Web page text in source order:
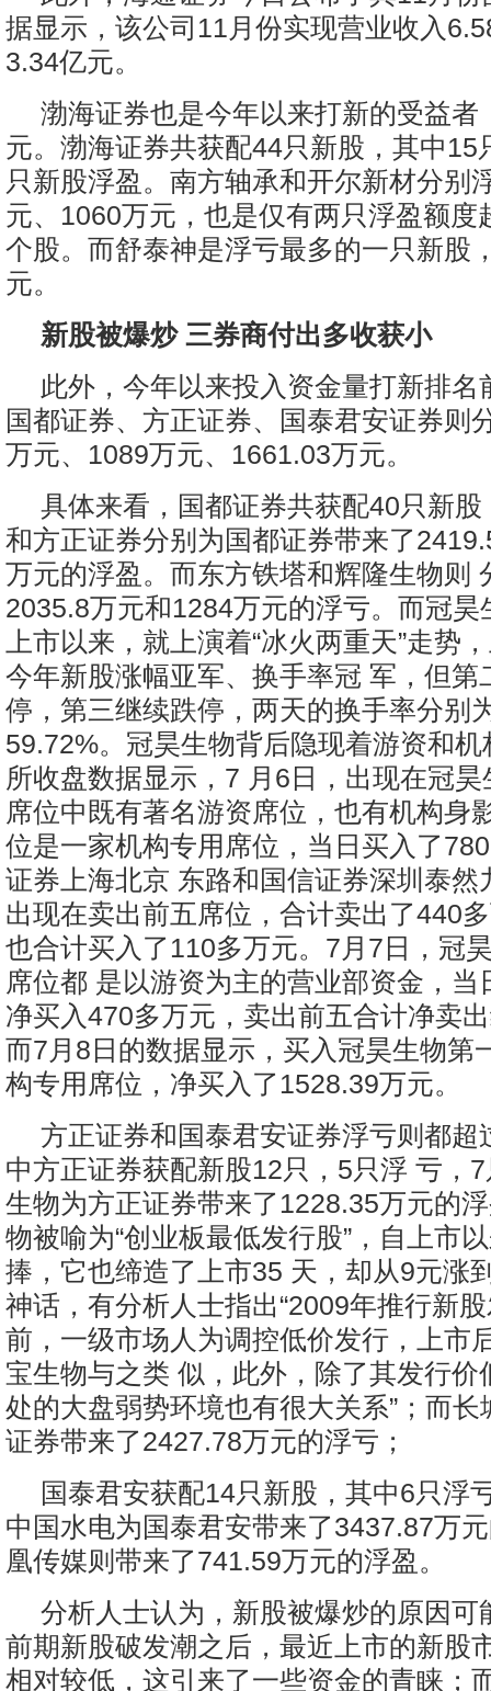
据显示，该公司11月份实现营业收入
3.34亿元。
渤海证券也是今年以来打新的受益者
元。渤海证券共获配44只新股，其中15
只新股浮盈。南方轴承和开尔新材分别
元、1060万元，也是仅有两只浮盈额度
个股。而舒泰神是浮亏最多的一只新股
元。
新股被爆炒 三券商付出多收获小
此外，今年以来投入资金量打新排名
国都证券、方正证券、国泰君安证券则
万元、1089万元、1661.03万元。
具体来看，国都证券共获配40只新
和方正证券分别为国都证券带来了
万元的浮盈。而东方铁塔和辉隆生物则
2035.8万元和1284万元的浮亏。而冠昊
上市以来，就上演着“冰火两重天”走势
今年新股涨幅亚军、换手率冠 军，但第
停，第三继续跌停，两天的换手率分别
59.72%。冠昊生物背后隐现着游资和
所收盘数据显示，7 月6日，出现在冠
席位中既有著名游资席位，也有机构身
位是一家机构专用席位，当日买入了
证券上海北京 东路和国信证券深圳泰然
出现在卖出前五席位，合计卖出了440
也合计买入了110多万元。7月7日，冠
席位都 是以游资为主的营业部资金，当
净买入470多万元，卖出前五合计净卖
而7月8日的数据显示，买入冠昊生物第
构专用席位，净买入了1528.39万元。
方正证券和国泰君安证券浮亏则都超
中方正证券获配新股12只，5只浮 亏，
生物为方正证券带来了1228.35万元的
物被喻为“创业板最低发行股”，自上市
捧，它也缔造了上市35 天，却从9元涨
神话，有分析人士指出“2009年推行新
前，一级市场人为调控低价发行，上市
宝生物与之类 似，此外，除了其发行价
处的大盘弱势环境也有很大关系”；而
证券带来了2427.78万元的浮亏；
国泰君安获配14只新股，其中6只浮
中国水电为国泰君安带来了3437.87万
凰传媒则带来了741.59万元的浮盈。
分析人士认为，新股被爆炒的原因可
前期新股破发潮之后，最近上市的新股
相对较低，这引来了一些资金的青睐；